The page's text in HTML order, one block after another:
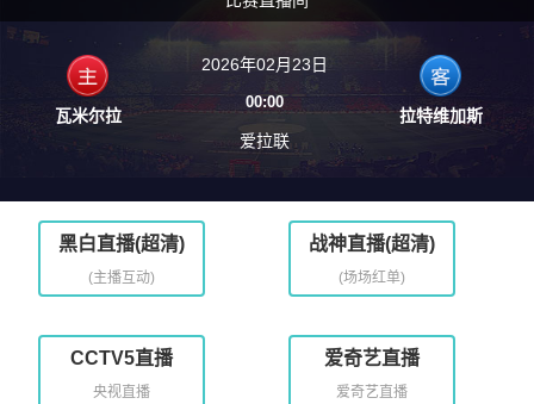
瓦米尔拉
2026年02月23日
00:00
爱拉联
拉特维加斯
黑白直播(超清)
(主播互动)
战神直播(超清)
(场场红单)
CCTV5直播
央视直播
爱奇艺直播
爱奇艺直播